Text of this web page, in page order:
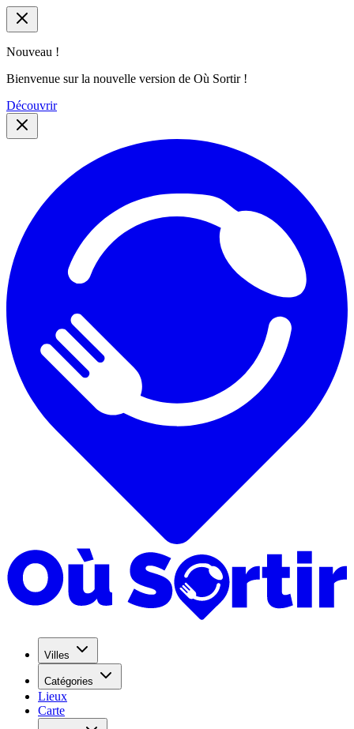
Nouveau !
Bienvenue sur la nouvelle version de Où Sortir !
Découvrir
Villes
Catégories
Lieux
Carte